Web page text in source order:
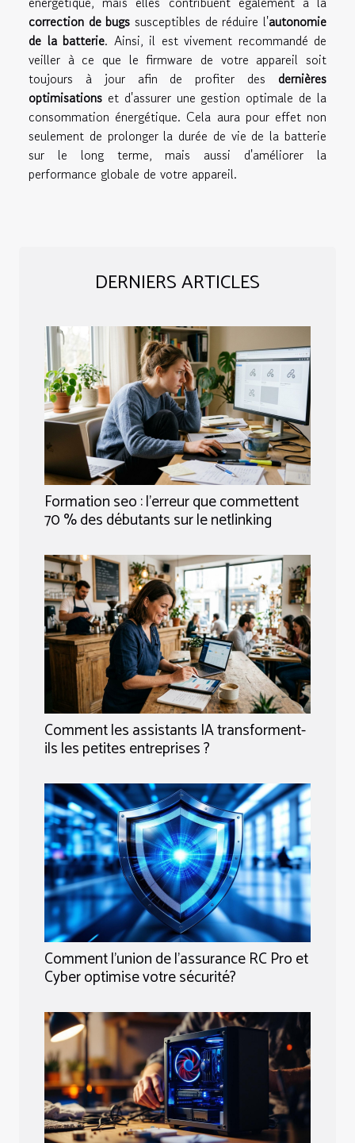
correction de bugs susceptibles de réduire l'autonomie
de la batterie. Ainsi, il est vivement recommandé de
veiller à ce que le firmware de votre appareil soit
toujours à jour afin de profiter des dernières
optimisations et d'assurer une gestion optimale de la
consommation énergétique. Cela aura pour effet non
seulement de prolonger la durée de vie de la batterie
sur le long terme, mais aussi d'améliorer la
performance globale de votre appareil.
DERNIERS ARTICLES
Formation seo : l’erreur que commettent
70 % des débutants sur le netlinking
Comment les assistants IA transforment-
ils les petites entreprises ?
Comment l'union de l'assurance RC Pro et
Cyber optimise votre sécurité?